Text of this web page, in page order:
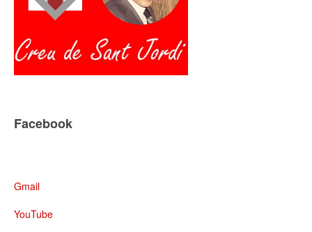
Facebook
Gmail
YouTube